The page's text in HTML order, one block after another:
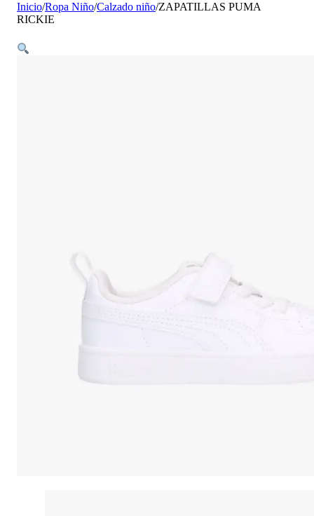
Inicio/Ropa Niño/Calzado niño/ZAPATILLAS PUMA
RICKIE